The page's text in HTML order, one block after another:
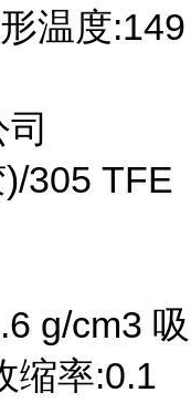
温度:149
305 TFE
g/cm3 吸
缩率:0.1